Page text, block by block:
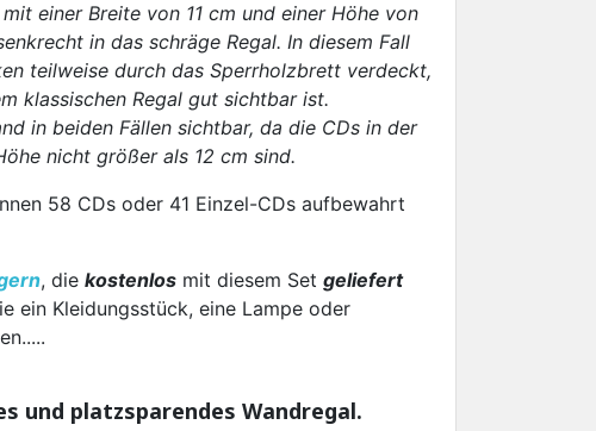
mit einer Breite von 11 cm und einer Höhe von
in das schräge Regal. In diesem Fall
teilweise durch das Sperrholzbrett verdeckt,
klassischen Regal gut sichtbar ist.
in beiden Fällen sichtbar, da die CDs in der
nicht größer als 12 cm sind.
58 CDs oder 41 Einzel-CDs aufbewahrt
, die kostenlos mit diesem Set geliefert
ein Kleidungsstück, eine Lampe oder
und platzsparendes Wandregal.